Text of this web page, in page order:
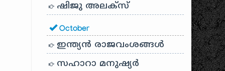
ഷിജു അലക്സ്
October
ഇന്ത്യൻ രാജവംശങ്ങൾ
സഹാറാ മനുഷ്യർ